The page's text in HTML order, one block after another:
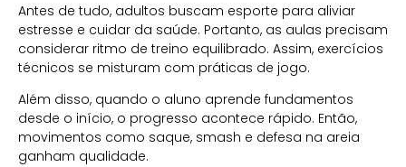
Antes de tudo, adultos buscam esporte para aliviar
estresse e cuidar da saúde. Portanto, as aulas precisam
considerar ritmo de treino equilibrado. Assim, exercícios
técnicos se misturam com práticas de jogo.
Além disso, quando o aluno aprende fundamentos
desde o início, o progresso acontece rápido. Então,
movimentos como saque, smash e defesa na areia
ganham qualidade.